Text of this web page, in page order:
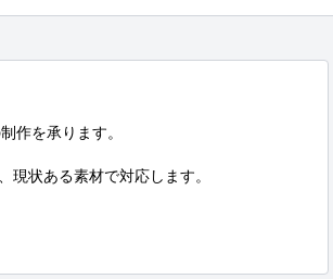
作を承ります。
状ある素材で対応します。